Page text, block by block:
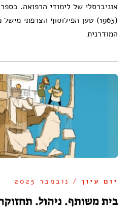
אוניברסלי של לימודי הרפואה.
(1963) טען הפילוסוף הצרפתי
המודרנית
יום עיון / נובמבר 2025
בית משותף. ניהול.